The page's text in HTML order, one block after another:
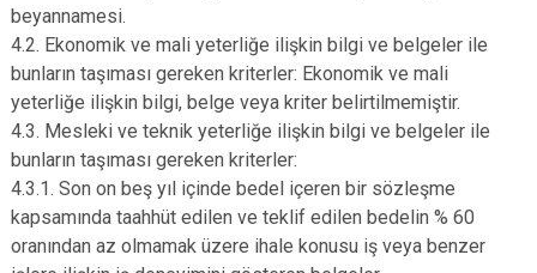
beyannamesi.
4.2. Ekonomik ve mali yeterliğe ilişkin bilgi ve belgeler ile
bunların taşıması gereken kriterler: Ekonomik ve mali
yeterliğe ilişkin bilgi, belge veya kriter belirtilmemiştir.
4.3. Mesleki ve teknik yeterliğe ilişkin bilgi ve belgeler ile
bunların taşıması gereken kriterler:
4.3.1. Son on beş yıl içinde bedel içeren bir sözleşme
kapsamında taahhüt edilen ve teklif edilen bedelin % 60
oranından az olmamak üzere ihale konusu iş veya benzer